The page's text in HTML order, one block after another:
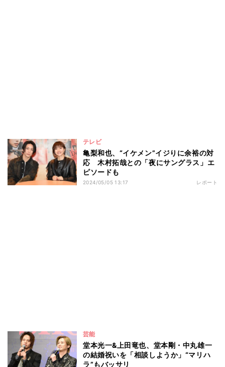
テレビ
亀梨和也、“イケメン”イジりに余裕の対
応 木村拓哉との「夜にサングラス」エ
ピソードも
2024/05/05 13:17 レポート
芸能
堂本光一&上田竜也、堂本剛・中丸雄一
の結婚祝いを「相談しようか」“マリハ
ラ”もバッサリ